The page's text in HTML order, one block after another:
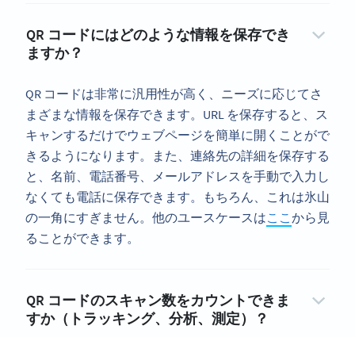
QR コードにはどのような情報を保存でき
ますか？
QR コードは非常に汎用性が高く、ニーズに応じてさ
まざまな情報を保存できます。URL を保存すると、ス
キャンするだけでウェブページを簡単に開くことがで
きるようになります。また、連絡先の詳細を保存する
と、名前、電話番号、メールアドレスを手動で入力し
なくても電話に保存できます。もちろん、これは氷山
の一角にすぎません。他のユースケースはここから見
ることができます。
QR コードのスキャン数をカウントできま
すか（トラッキング、分析、測定）？